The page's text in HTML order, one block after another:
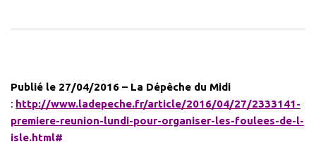
Publié le 27/04/2016 – La Dépêche du Midi
: http://www.ladepeche.fr/article/2016/04/27/2333141-
premiere-reunion-lundi-pour-organiser-les-foulees-de-l-
isle.html#